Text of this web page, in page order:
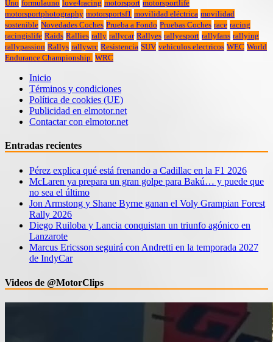
Uno formulauno love4racing motorsport motorsportlife
motorsportphotography motorsportsf1 movilidad eléctrica movilidad
sostenible Novedades Coches Prueba a Fondo Pruebas Coches race racing
racingislife Raids Rallies rally rallycar Rallyes rallyesport rallyfans rallying
rallypassion Rallys rallywrc Resistencia SUV vehiculos electricos WEC World
Endurance Championship. WRC
Inicio
Términos y condiciones
Política de cookies (UE)
Publicidad en elmotor.net
Contactar con elmotor.net
Entradas recientes
Pérez explica qué está frenando a Cadillac en la F1 2026
McLaren ya prepara un gran golpe para Bakú… y puede que
no sea el último
Jon Armstong y Shane Byrne ganan el Voly Grampian Forest
Rally 2026
Diego Ruiloba y Lancia conquistan un triunfo agónico en
Lanzarote
Marcus Ericsson seguirá con Andretti en la temporada 2027
de IndyCar
Videos de @MotorClips